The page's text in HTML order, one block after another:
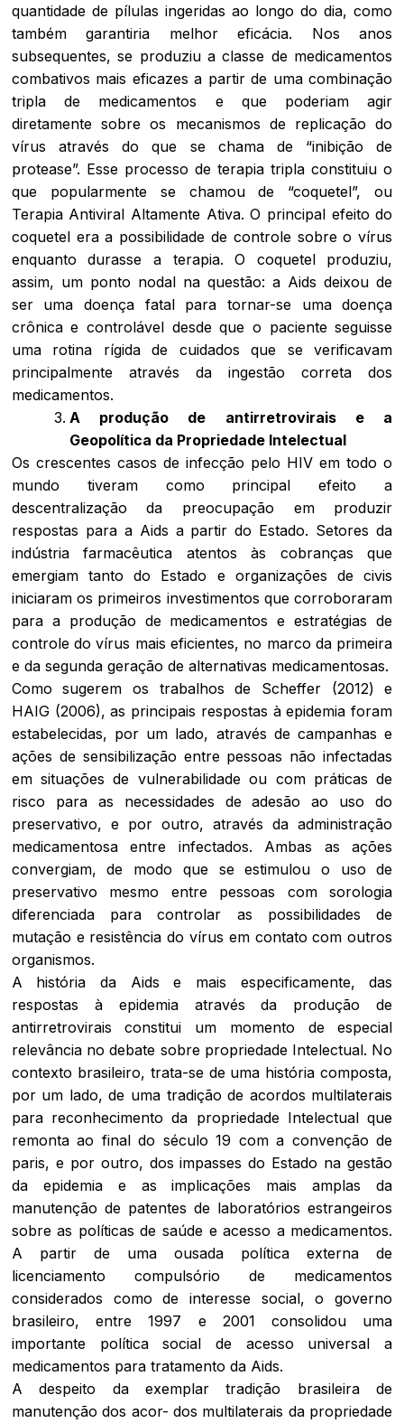
quantidade de pílulas ingeridas ao longo do dia, como
também garantiria melhor eficácia. Nos anos
subsequentes, se produziu a classe de medicamentos
combativos mais eficazes a partir de uma combinação
tripla de medicamentos e que poderiam agir
diretamente sobre os mecanismos de replicação do
vírus através do que se chama de “inibição de
protease”. Esse processo de terapia tripla constituiu o
que popularmente se chamou de “coquetel”, ou
Terapia Antiviral Altamente Ativa. O principal efeito do
coquetel era a possibilidade de controle sobre o vírus
enquanto durasse a terapia. O coquetel produziu,
assim, um ponto nodal na questão: a Aids deixou de
ser uma doença fatal para tornar-se uma doença
crônica e controlável desde que o paciente seguisse
uma rotina rígida de cuidados que se verificavam
principalmente através da ingestão correta dos
medicamentos.
A produção de antirretrovirais e a
Geopolítica da Propriedade Intelectual
Os crescentes casos de infecção pelo HIV em todo o
mundo tiveram como principal efeito a
descentralização da preocupação em produzir
respostas para a Aids a partir do Estado. Setores da
indústria farmacêutica atentos às cobranças que
emergiam tanto do Estado e organizações de civis
iniciaram os primeiros investimentos que corroboraram
para a produção de medicamentos e estratégias de
controle do vírus mais eficientes, no marco da primeira
e da segunda geração de alternativas medicamentosas.
Como sugerem os trabalhos de Scheffer (2012) e
HAIG (2006), as principais respostas à epidemia foram
estabelecidas, por um lado, através de campanhas e
ações de sensibilização entre pessoas não infectadas
em situações de vulnerabilidade ou com práticas de
risco para as necessidades de adesão ao uso do
preservativo, e por outro, através da administração
medicamentosa entre infectados. Ambas as ações
convergiam, de modo que se estimulou o uso de
preservativo mesmo entre pessoas com sorologia
diferenciada para controlar as possibilidades de
mutação e resistência do vírus em contato com outros
organismos.
A história da Aids e mais especificamente, das
respostas à epidemia através da produção de
antirretrovirais constitui um momento de especial
relevância no debate sobre propriedade Intelectual. No
contexto brasileiro, trata-se de uma história composta,
por um lado, de uma tradição de acordos multilaterais
para reconhecimento da propriedade Intelectual que
remonta ao final do século 19 com a convenção de
paris, e por outro, dos impasses do Estado na gestão
da epidemia e as implicações mais amplas da
manutenção de patentes de laboratórios estrangeiros
sobre as políticas de saúde e acesso a medicamentos.
A partir de uma ousada política externa de
licenciamento compulsório de medicamentos
considerados como de interesse social, o governo
brasileiro, entre 1997 e 2001 consolidou uma
importante política social de acesso universal a
medicamentos para tratamento da Aids.
A despeito da exemplar tradição brasileira de
manutenção dos acor- dos multilaterais da propriedade